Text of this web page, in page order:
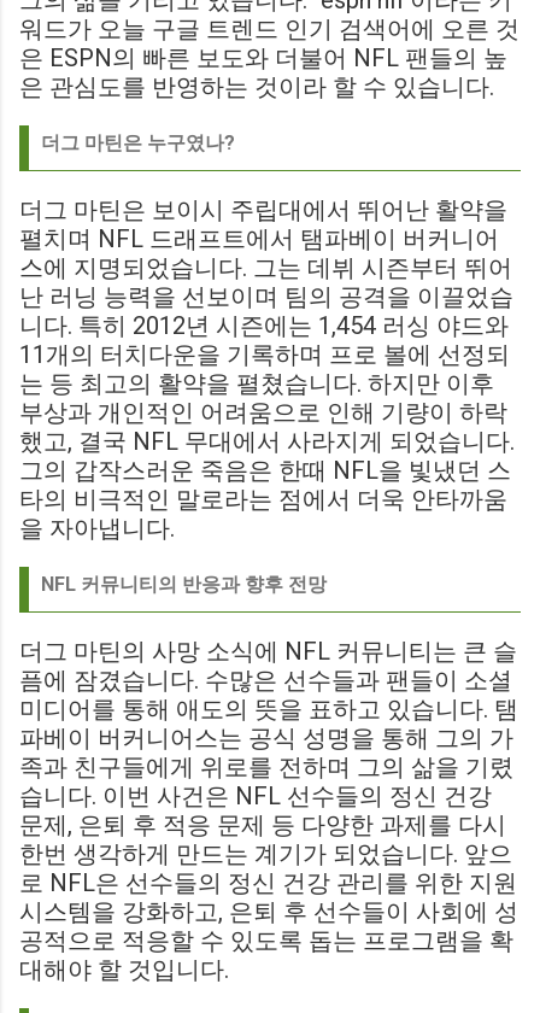
워드가 오늘 구글 트렌드 인기 검색어에 오른 것
은 ESPN의 빠른 보도와 더불어 NFL 팬들의 높
은 관심도를 반영하는 것이라 할 수 있습니다.
더그 마틴은 누구였나?
더그 마틴은 보이시 주립대에서 뛰어난 활약을
펼치며 NFL 드래프트에서 탬파베이 버커니어
스에 지명되었습니다. 그는 데뷔 시즌부터 뛰어
난 러닝 능력을 선보이며 팀의 공격을 이끌었습
니다. 특히 2012년 시즌에는 1,454 러싱 야드와
11개의 터치다운을 기록하며 프로 볼에 선정되
는 등 최고의 활약을 펼쳤습니다. 하지만 이후
부상과 개인적인 어려움으로 인해 기량이 하락
했고, 결국 NFL 무대에서 사라지게 되었습니다.
그의 갑작스러운 죽음은 한때 NFL을 빛냈던 스
타의 비극적인 말로라는 점에서 더욱 안타까움
을 자아냅니다.
NFL 커뮤니티의 반응과 향후 전망
더그 마틴의 사망 소식에 NFL 커뮤니티는 큰 슬
픔에 잠겼습니다. 수많은 선수들과 팬들이 소셜
미디어를 통해 애도의 뜻을 표하고 있습니다. 탬
파베이 버커니어스는 공식 성명을 통해 그의 가
족과 친구들에게 위로를 전하며 그의 삶을 기렸
습니다. 이번 사건은 NFL 선수들의 정신 건강
문제, 은퇴 후 적응 문제 등 다양한 과제를 다시
한번 생각하게 만드는 계기가 되었습니다. 앞으
로 NFL은 선수들의 정신 건강 관리를 위한 지원
시스템을 강화하고, 은퇴 후 선수들이 사회에 성
공적으로 적응할 수 있도록 돕는 프로그램을 확
대해야 할 것입니다.